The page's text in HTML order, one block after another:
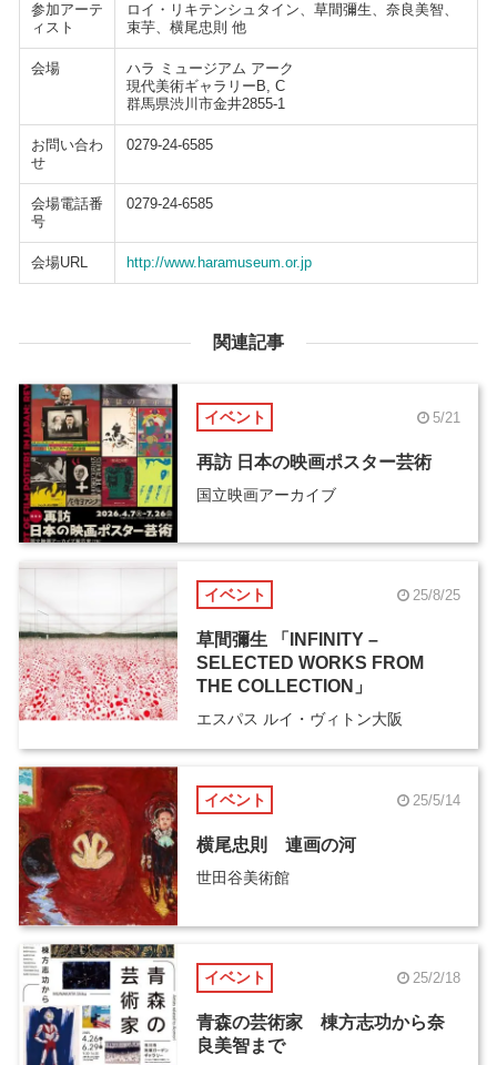
参加アーテ
ィスト
ロイ・リキテンシュタイン、草間彌生、奈良美智、
束芋、横尾忠則 他
会場
ハラ ミュージアム アーク
現代美術ギャラリーB, C
群馬県渋川市金井2855-1
お問い合わ
せ
0279-24-6585
会場電話番
号
0279-24-6585
会場URL http://www.haramuseum.or.jp
関連記事
イベント 5/21
再訪 日本の映画ポスター芸術
国立映画アーカイブ
イベント 25/8/25
草間彌生 「INFINITY –
SELECTED WORKS FROM
THE COLLECTION」
エスパス ルイ・ヴィトン大阪
イベント 25/5/14
横尾忠則 連画の河
世田谷美術館
イベント 25/2/18
青森の芸術家 棟方志功から奈
良美智まで